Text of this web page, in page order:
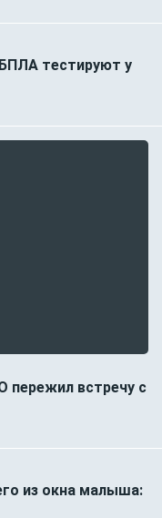
тестируют у
пережил встречу с
из окна малыша: